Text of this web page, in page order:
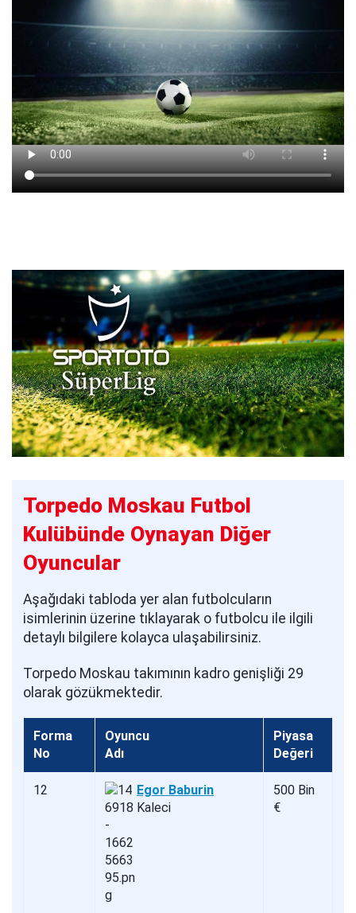
Torpedo Moskau Futbol
Kulübünde Oynayan Diğer
Oyuncular
Aşağıdaki tabloda yer alan futbolcuların
isimlerinin üzerine tıklayarak o futbolcu ile ilgili
detaylı bilgilere kolayca ulaşabilirsiniz.
Torpedo Moskau takımının kadro genişliği 29
olarak gözükmektedir.
Forma
No
Oyuncu
Adı
Piyasa
Değeri
12
Egor Baburin
Kaleci
500 Bin
€